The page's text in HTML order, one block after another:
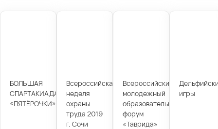
БОЛЬШАЯ
СПАРТАКИАДА
«ПЯТЁРОЧКИ»
Всероссийская
неделя
охраны
труда 2019
г. Сочи
Всероссийский
молодежный
образовательный
форум
«Таврида»
игры